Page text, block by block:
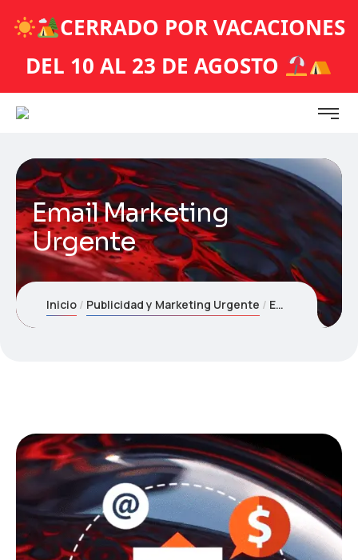
CERRADO POR VACACIONES
DEL 10 AL 23 DE AGOSTO
Email Marketing
Urgente
Inicio Publicidad y Marketing Urgente Email Marketing Urgente